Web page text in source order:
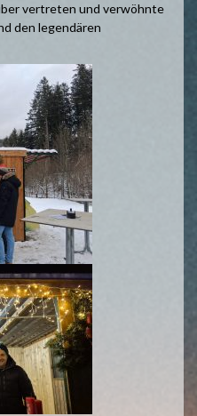
vertreten und verwöhnte
den legendären